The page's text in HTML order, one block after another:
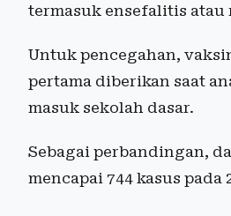
termasuk ensefalitis atau
Untuk pencegahan,
pertama diberikan saat
masuk sekolah dasar.
Sebagai perbandingan,
mencapai 744 kasus pada